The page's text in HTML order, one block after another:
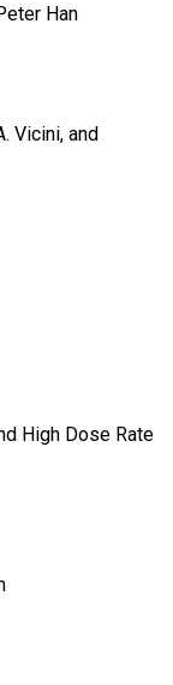
Han
Vicini, and
High Dose Rate